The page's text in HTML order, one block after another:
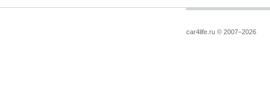
car4life.ru © 2007–2026